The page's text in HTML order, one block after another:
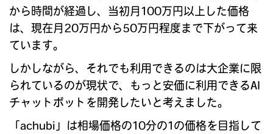
から時間が経過し、当初月100万円以上した価格
は、現在月20万円から50万円程度まで下がって来
ています。
しかしながら、それでも利用できるのは大企業に限
られているのが現状で、もっと安価に利用できるAI
チャットボットを開発したいと考えました。
「achubi」は相場価格の10分の1の価格を目指して